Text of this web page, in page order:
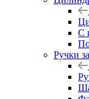
С
Ручки